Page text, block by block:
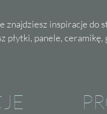
znajdziesz inspiracje do
płytki, panele,